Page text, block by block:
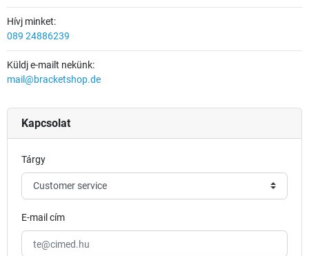
Hívj minket:
089 24886239
Küldj e-mailt nekünk:
mail@bracketshop.de
Kapcsolat
Tárgy
E-mail cím